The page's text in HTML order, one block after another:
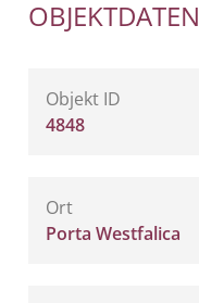
OBJEKTDATEN
Objekt ID
4848
Ort
Porta Westfalica